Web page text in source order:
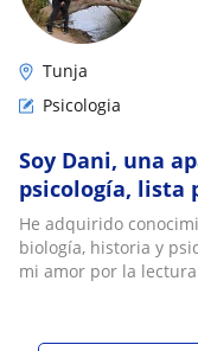
Tunja
Psicologia
Soy Dani, una
psicología, lista
mejorar su
He adquirido
biología, historia y
mi amor por la